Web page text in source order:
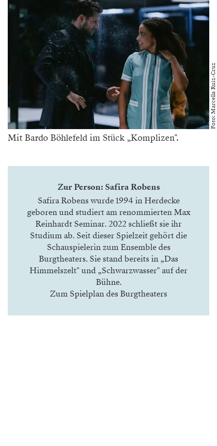
Foto: Marcella Ruiz-Cruz
Mit Bardo Böhlefeld im Stück „Komplizen".
Zur Person: Safira Robens
Safira Robens wurde 1994 in Herdecke
geboren und studiert am renommierten Max
Reinhardt Seminar. 2022 schließt sie ihr
Studium ab. Seit dieser Spielzeit gehört die
Schauspielerin zum Ensemble des
Burgtheaters. Sie stand bereits in „Das
Himmelszelt" und „Schwarzwasser" auf der
Bühne.
Zum Spielplan des Burgtheaters